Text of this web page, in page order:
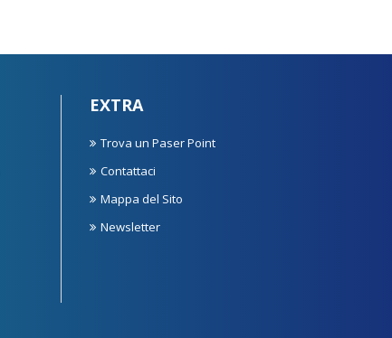
EXTRA
Trova un Paser Point
Contattaci
Mappa del Sito
Newsletter